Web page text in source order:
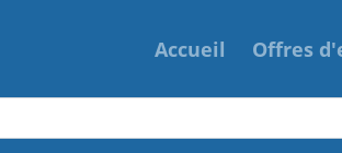
Accueil Offres